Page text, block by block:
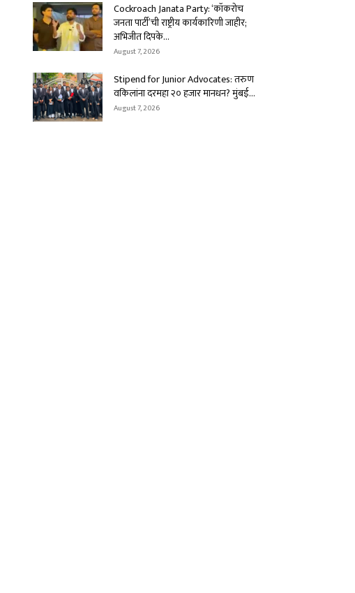
Cockroach Janata Party: ‘कॉकरोच
जनता पार्टी’ची राष्ट्रीय कार्यकारिणी जाहीर;
अभिजीत दिपके...
August 7, 2026
Stipend for Junior Advocates: तरुण
वकिलांना दरमहा ₹२० हजार मानधन? मुंबई...
August 7, 2026